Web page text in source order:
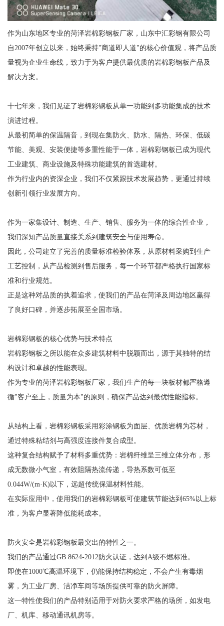
作为山东地区专业的菏泽岩棉彩钢板厂家，山东中汇彩钢有限公司
自2007年创立以来，始终秉持"商道即人道"的核心价值观，将产品质
量视为企业生命线，致力于为客户提供最优质的岩棉彩钢板产品及
解决方案。
十七年来，我们见证了岩棉彩钢板从单一功能到多功能集成的技术
演进过程。
从最初简单的保温隔音，到现在集防火、防水、隔热、环保、低碳
节能、美观、安装便捷等多重性能于一体，岩棉彩钢板已成为现代
工业建筑、商业设施及特殊功能建筑的首选建材。
作为行业内的资深企业，我们不仅紧跟技术发展趋势，更通过持续
创新引领行业发展方向。
作为一家集设计、制造、生产、销售、服务为一体的综合性企业，
我们深知产品质量直接关系到建筑安全与使用寿命。
因此，公司建立了完善的质量标准检验体系，从原材料采购到生产
工艺控制，从产品检测到售后服务，每一个环节都严格执行国家标
准和行业规范。
正是这种对品质的执着追求，使我们的产品在菏泽及周边地区赢得
了良好口碑，并逐步拓展至全国市场。
岩棉彩钢板的核心优势与技术特点
岩棉彩钢板之所以能在众多建筑材料中脱颖而出，源于其独特的结
构设计和卓越的性能表现。
作为专业的菏泽岩棉彩钢板厂家，我们生产的每一块板材都严格遵
循"客户至上，质量为本"的原则，确保产品达到最优性能指标。
从结构上看，岩棉彩钢板采用彩涂钢板为面层、优质岩棉为芯材，
通过特殊粘结剂与高强度连接件复合成型。
这种复合结构赋予了材料多重优势：岩棉纤维呈三维立体分布，形
成无数微小气室，有效阻隔热流传递，导热系数可低至
0.044W/(m·K)以下，远超传统保温材料性能。
在实际应用中，使用我们的岩棉彩钢板可使建筑节能达到65%以上标
准，为客户显著降低能耗成本。
防火安全是岩棉彩钢板最突出的特性之一。
我们的产品通过GB 8624-2012防火认证，达到A级不燃标准。
即使在1000℃高温环境下，仍能保持结构稳定，不会产生有毒烟
雾，为工业厂房、洁净车间等场所提供可靠的防火屏障。
这一特性使我们的产品特别适用于对防火要求严格的场所，如发电
厂、机库、移动通讯机房等。